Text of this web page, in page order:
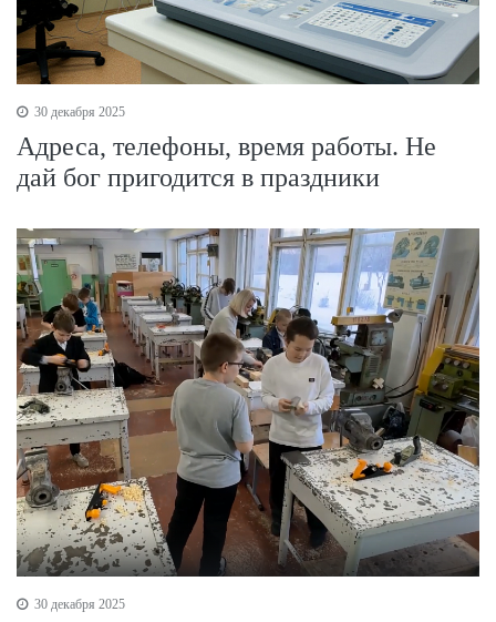
30 декабря 2025
Адреса, телефоны, время работы. Не
дай бог пригодится в праздники
30 декабря 2025